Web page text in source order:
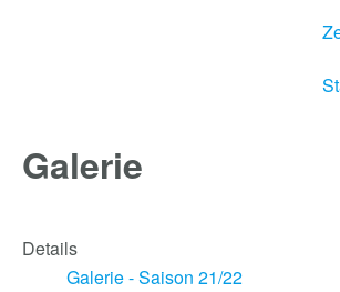
Galerie
Details
Galerie - Saison 21/22